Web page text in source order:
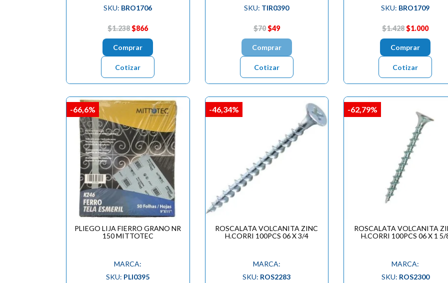
SKU: BRO1706
$1.238$866
Comprar
Cotizar
SKU: TIR0390
$70$49
Comprar
Cotizar
SKU: BRO1709
$1.428$1.000
Comprar
Cotizar
PLIEGO LIJA FIERRO GRANO NR
150 MITTOTEC
MARCA:
SKU: PLI0395
-66,6%
ROSCALATA VOLCANITA ZINC
H.CORRI 100PCS 06 X 3/4
MARCA:
SKU: ROS2283
-46,34%
ROSCALATA VOLCANITA
H.CORRI 100PCS 06 X 1 5/
MARCA:
SKU: ROS2300
-62,79%